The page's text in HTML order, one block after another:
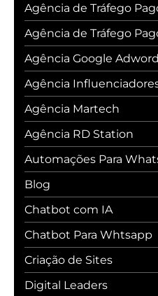
Agência de Tráfego
Agência de Tráfego
Agência Google
Agência
Agência Martech
Agência RD Station
Automações Para
Blog
Chatbot com IA
Chatbot Para Whtsapp
Criação de Sites
Digital Leaders